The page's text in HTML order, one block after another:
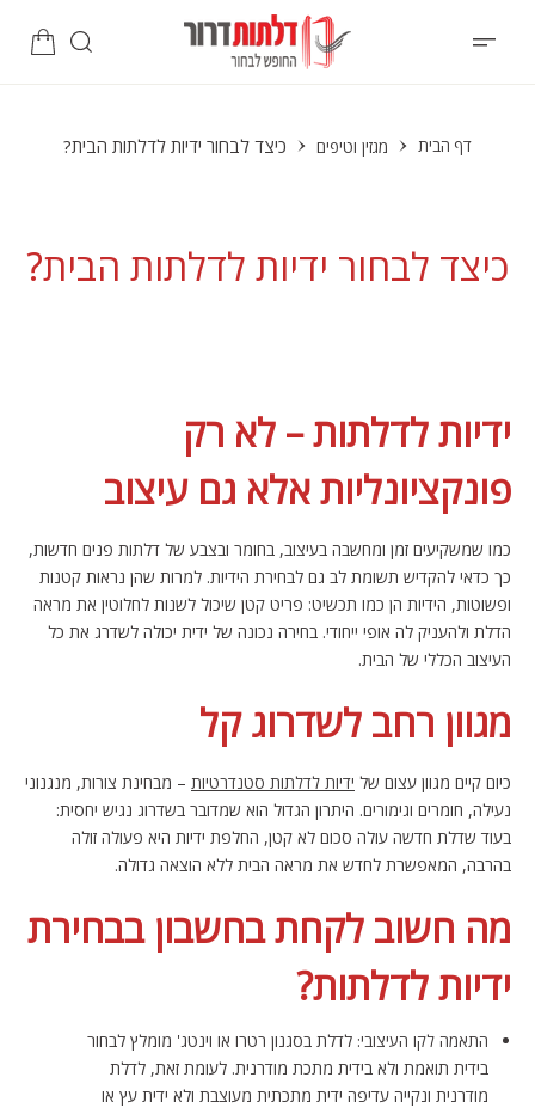
דף הבית מגזין וטיפים כיצד לבחור ידיות לדלתות הבית?
כיצד לבחור ידיות לדלתות הבית?
ידיות לדלתות – לא רק
פונקציונליות אלא גם עיצוב
כמו שמשקיעים זמן ומחשבה בעיצוב, בחומר ובצבע של דלתות פנים חדשות,
כך כדאי להקדיש תשומת לב גם לבחירת הידיות. למרות שהן נראות קטנות
ופשוטות, הידיות הן כמו תכשיט: פריט קטן שיכול לשנות לחלוטין את מראה
הדלת ולהעניק לה אופי ייחודי. בחירה נכונה של ידית יכולה לשדרג את כל
העיצוב הכללי של הבית.
מגוון רחב לשדרוג קל
כיום קיים מגוון עצום של ידיות לדלתות סטנדרטיות – מבחינת צורות, מנגנוני
נעילה, חומרים וגימורים. היתרון הגדול הוא שמדובר בשדרוג נגיש יחסית:
בעוד שדלת חדשה עולה סכום לא קטן, החלפת ידיות היא פעולה זולה
בהרבה, המאפשרת לחדש את מראה הבית ללא הוצאה גדולה.
מה חשוב לקחת בחשבון בבחירת
ידיות לדלתות?
התאמה לקו העיצובי: לדלת בסגנון רטרו או וינטג' מומלץ לבחור
בידית תואמת ולא בידית מתכת מודרנית. לעומת זאת, לדלת
מודרנית ונקייה עדיפה ידית מתכתית מעוצבת ולא ידית עץ או